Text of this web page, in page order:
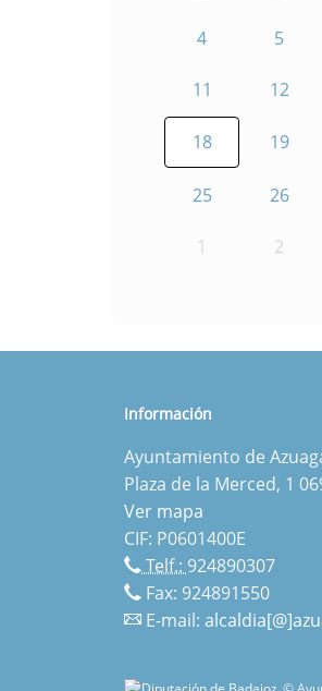
4 5
11 12
18 19
25 26
1 2
Información
Ayuntamiento de
Plaza de la Merced, 1
Ver mapa
CIF: P0601400E
Telf.: 924890307
Fax: 924891550
E-mail: